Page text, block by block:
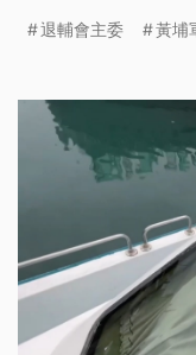
退輔會主委 黃埔